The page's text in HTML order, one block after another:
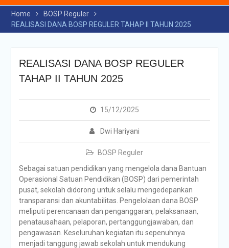
Home
BOSP Reguler
REALISASI DANA BOSP REGULER TAHAP II TAHUN 2025
REALISASI DANA BOSP REGULER
TAHAP II TAHUN 2025
15/12/2025
Dwi Hariyani
BOSP Reguler
Sebagai satuan pendidikan yang mengelola dana Bantuan
Operasional Satuan Pendidikan (BOSP) dari pemerintah
pusat, sekolah didorong untuk selalu mengedepankan
transparansi dan akuntabilitas. Pengelolaan dana BOSP
meliputi perencanaan dan penganggaran, pelaksanaan,
penatausahaan, pelaporan, pertanggungjawaban, dan
pengawasan. Keseluruhan kegiatan itu sepenuhnya
menjadi tanggung jawab sekolah untuk mendukung